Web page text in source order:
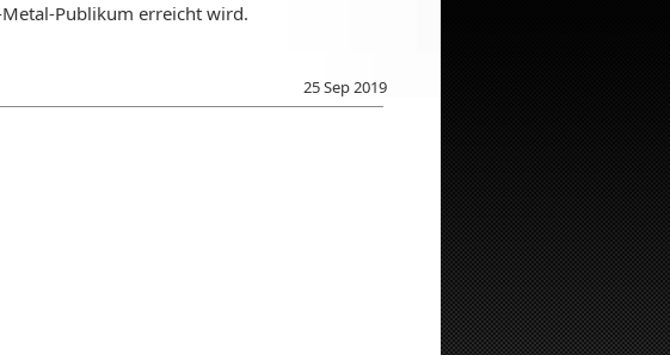
Publikum erreicht wird.
25 Sep 2019